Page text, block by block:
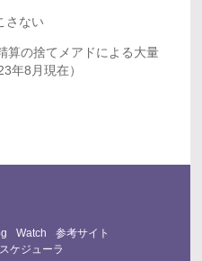
さない
算の捨てメアドによる大量
年8月現在）
Watch
参考サイト
スケジューラ